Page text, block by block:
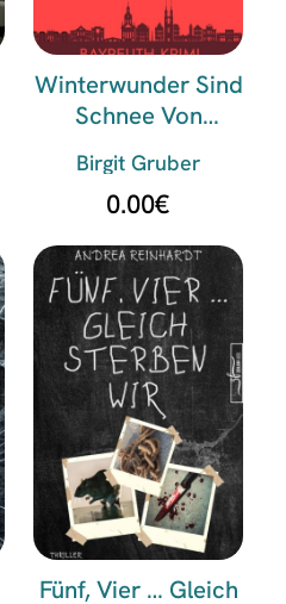
Winterwunder Sind
Schnee Von
Birgit Gruber
0.00€
Fünf, Vier … Gleich